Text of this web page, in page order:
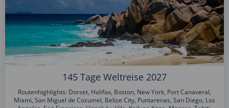
145 Tage Weltreise 2027
Routenhighlights: Dorset, Halifax, Boston, New York, Port Canaveral,
Miami, San Miguel de Cozumel, Belize City, Puntarenas, San Diego, Los